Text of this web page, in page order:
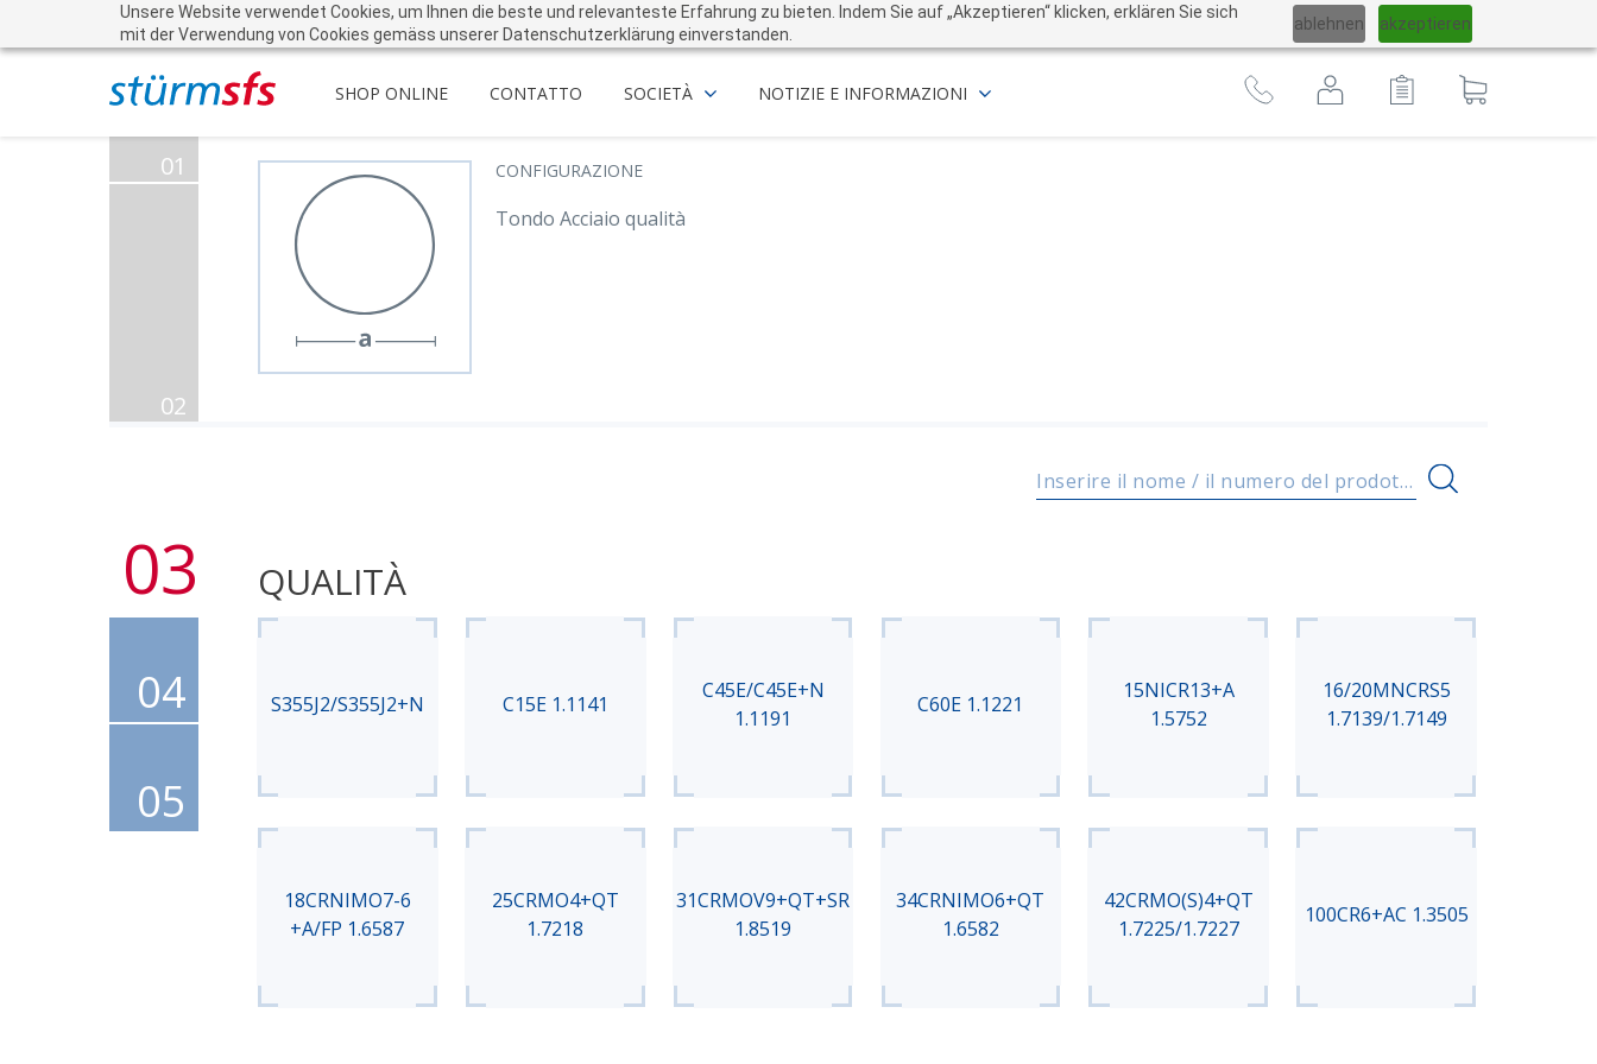
Unsere Website verwendet Cookies, um Ihnen die beste und relevanteste Erfahrung zu bieten. Indem Sie auf „Akzeptieren“ klicken, erklären Sie sich
mit der Verwendung von Cookies gemäss unserer Datenschutzerklärung einverstanden.
ablehnen akzeptieren
Cambiare
lingua
SHOP ONLINE CONTATTO SOCIETÀ NOTIZIE E INFORMAZIONI
Al
01
02
CONFIGURAZIONE
Tondo Acciaio qualità
Inserire il nome / il numero del prodotto
03 QUALITÀ
04
05
S355J2/S355J2+N C15E 1.1141
C45E/C45E+N
1.1191
C60E 1.1221
15NICR13+A
1.5752
16/20MNCRS5
1.7139/1.7149
18CRNIMO7-6
+A/FP 1.6587
25CRMO4+QT
1.7218
31CRMOV9+QT+SR
1.8519
34CRNIMO6+QT
1.6582
42CRMO(S)4+QT
1.7225/1.7227
100CR6+AC 1.3505